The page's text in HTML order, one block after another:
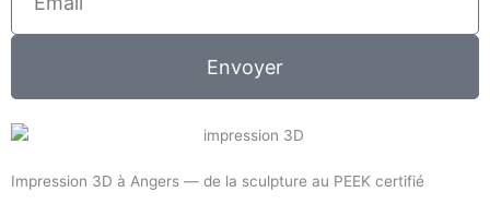
Envoyer
Impression 3D à Angers — de la sculpture au PEEK certifié